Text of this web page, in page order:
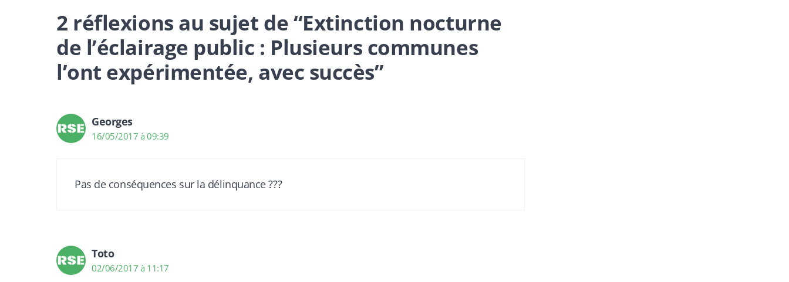
2 réflexions au sujet de “Extinction nocturne
de l’éclairage public : Plusieurs communes
l’ont expérimentée, avec succès”
Georges
16/05/2017 à 09:39
Pas de conséquences sur la délinquance ???
Toto
02/06/2017 à 11:17